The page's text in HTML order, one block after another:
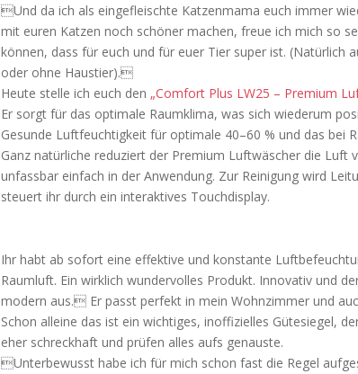
Und da ich als eingefleischte Katzenmama euch immer
mit euren Katzen noch schöner machen, freue ich mich so
können, dass für euch und für euer Tier super ist. (Natürlich
oder ohne Haustier).
Heute stelle ich euch den „Comfort Plus LW25 – Premium
Er sorgt für das optimale Raumklima, was sich wiederum
Gesunde Luftfeuchtigkeit für optimale 40–60 % und das bei
Ganz natürliche reduziert der Premium Luftwäscher die Luft
unfassbar einfach in der Anwendung. Zur Reinigung wird
steuert ihr durch ein interaktives Touchdisplay.
Ihr habt ab sofort eine effektive und konstante
Raumluft. Ein wirklich wundervolles Produkt. Innovativ und
modern aus. Er passt perfekt in mein Wohnzimmer und
Schon alleine das ist ein wichtiges, inoffizielles Gütesiegel,
eher schreckhaft und prüfen alles aufs genauste.
Unterbewusst habe ich für mich schon fast die Regel